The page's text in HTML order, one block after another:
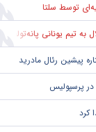
توسط سلتا
یونانی پانه‌تولیکوس پیوست
پیشین رئال مادرید
پرسپولیس
کرد